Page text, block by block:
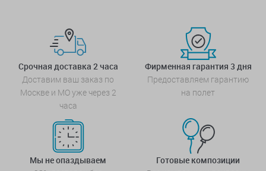
Срочная доставка 2 часа
Доставим ваш заказ по
Москве и МО уже через 2
часа
Фирменная гарантия 3 дня
Предоставляем гарантию
на полет
Мы не опаздываем
Готовые композиции